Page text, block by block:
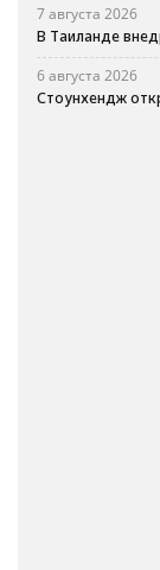
7 августа 2026
В Таиланде
6 августа 2026
Стоунхендж